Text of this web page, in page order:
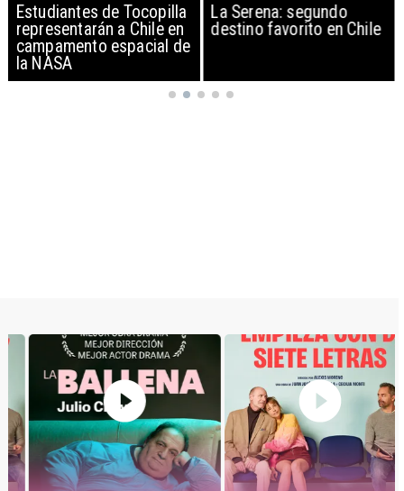
Estudiantes de Tocopilla
representarán a Chile en
campamento espacial de
la NASA
La Serena: segundo
destino favorito en Chile